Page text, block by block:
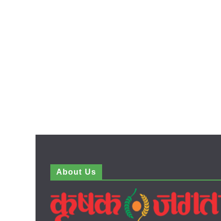
About Us